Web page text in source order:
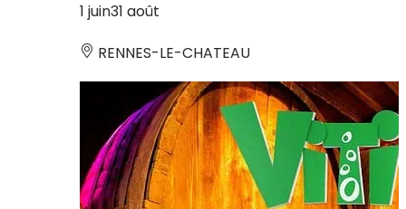
1 juin31 août
RENNES-LE-CHATEAU